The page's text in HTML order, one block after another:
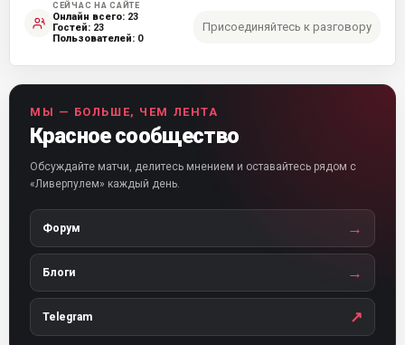
СЕЙЧАС НА САЙТЕ
Онлайн всего: 23
Гостей: 23
Пользователей: 0
Присоединяйтесь к разговору
МЫ — БОЛЬШЕ, ЧЕМ ЛЕНТА
Красное сообщество
Обсуждайте матчи, делитесь мнением и оставайтесь рядом с
«Ливерпулем» каждый день.
Форум →
Блоги →
Telegram ↗